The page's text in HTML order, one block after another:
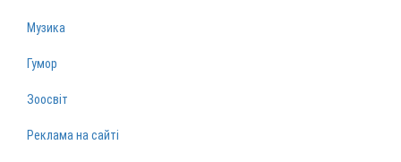
Музика
Гумор
Зоосвіт
Реклама на сайті